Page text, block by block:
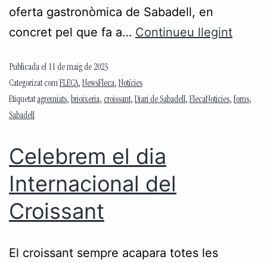
oferta gastronòmica de Sabadell, en
concret pel que fa a… Continueu llegint
Publicada el 11 de maig de 2023
Categorizat comFLECA, NewsFleca, Notícies
Etiquetatagremiats, brioixeria, croissant, Diari de Sabadell, FlecaNoticies, forns,
Sabadell
Celebrem el dia
Internacional del
Croissant
El croissant sempre acapara totes les